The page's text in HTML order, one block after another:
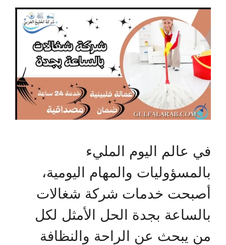
في عالم اليوم المليء
بالمسؤوليات والمهام اليومية،
أصبحت خدمات شركة شغالات
بالساعة بجدة الحل الأمثل لكل
من يبحث عن الراحة والنظافة